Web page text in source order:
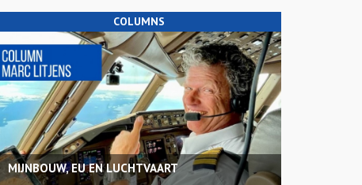
COLUMNS
MIJNBOUW, EU EN LUCHTVAART